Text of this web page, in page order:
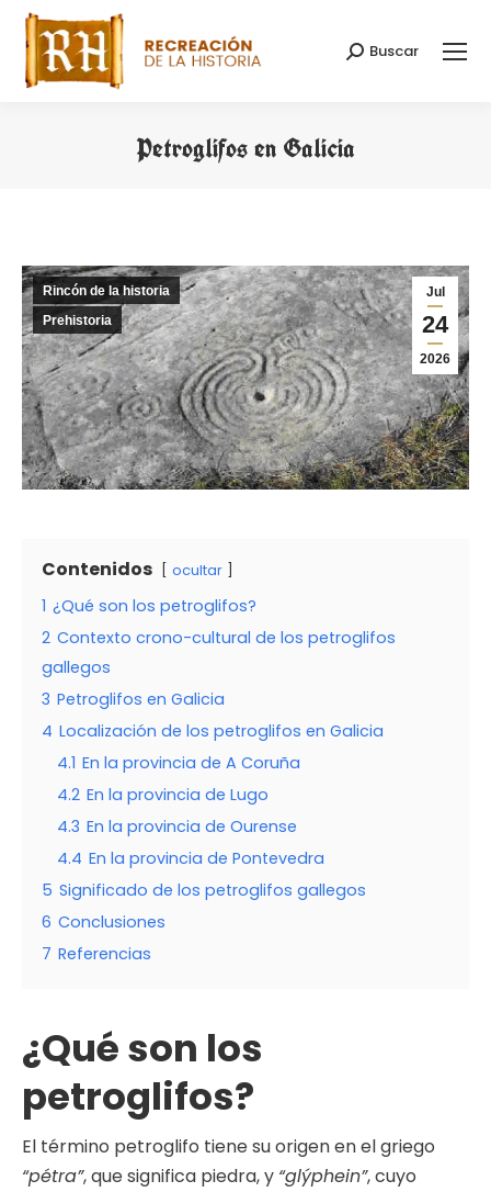
Buscar:
Buscar
Petroglifos en Galicia
Jul
24
2026
Rincón de la historia
Prehistoria
Contenidos ocultar
1 ¿Qué son los petroglifos?
2 Contexto crono-cultural de los petroglifos
gallegos
3 Petroglifos en Galicia
4 Localización de los petroglifos en Galicia
4.1 En la provincia de A Coruña
4.2 En la provincia de Lugo
4.3 En la provincia de Ourense
4.4 En la provincia de Pontevedra
5 Significado de los petroglifos gallegos
6 Conclusiones
7 Referencias
¿Qué son los
petroglifos?
El término petroglifo tiene su origen en el griego
“pétra”, que significa piedra, y “glýphein”, cuyo